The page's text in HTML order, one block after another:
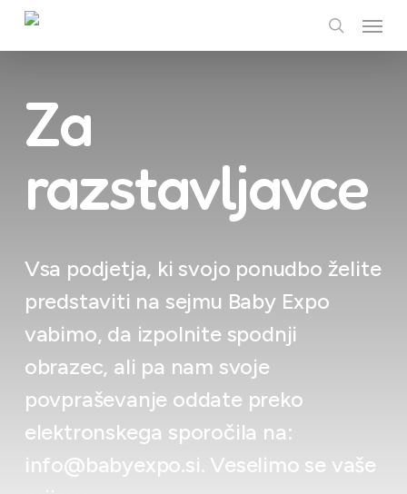
Skip
Menu
Za
razstavljavce
Vsa podjetja, ki svojo ponudbo želite
predstaviti na sejmu Baby Expo
vabimo, da izpolnite spodnji
obrazec, ali pa nam svoje
povpraševanje oddate preko
elektronskega sporočila na:
info@babyexpo.si. Veselimo se vaše